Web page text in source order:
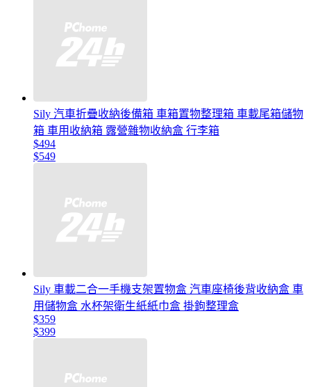
Sily 汽車折疊收納後備箱 車箱置物整理箱 車載尾箱儲物
箱 車用收納箱 露營雜物收納盒 行李箱
$494
$549
Sily 車載二合一手機支架置物盒 汽車座椅後背收納盒 車
用儲物盒 水杯架衛生紙紙巾盒 掛鉤整理盒
$359
$399